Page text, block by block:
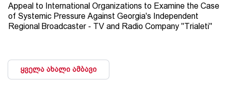
Appeal to International Organizations to Examine the Case
of Systemic Pressure Against Georgia's Independent
Regional Broadcaster - TV and Radio Company "Trialeti"
ყველა ახალი ამბავი